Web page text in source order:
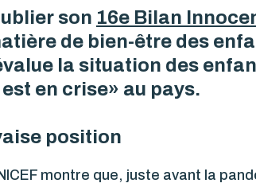
son 16e Bilan
de bien-être des
la situation des
en crise» au pays.
position
montre que, juste avant la